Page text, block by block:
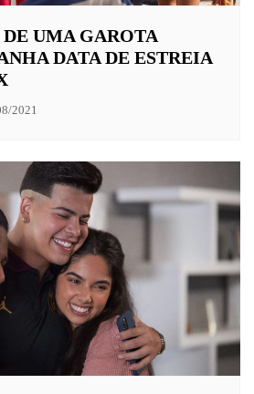
DE UMA GAROTA
DATA DE ESTREIA
2021